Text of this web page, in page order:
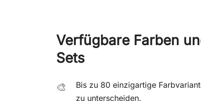
Verfügbare Farben
Sets
🎨
Bis zu 80 einzigartige
zu unterscheiden.